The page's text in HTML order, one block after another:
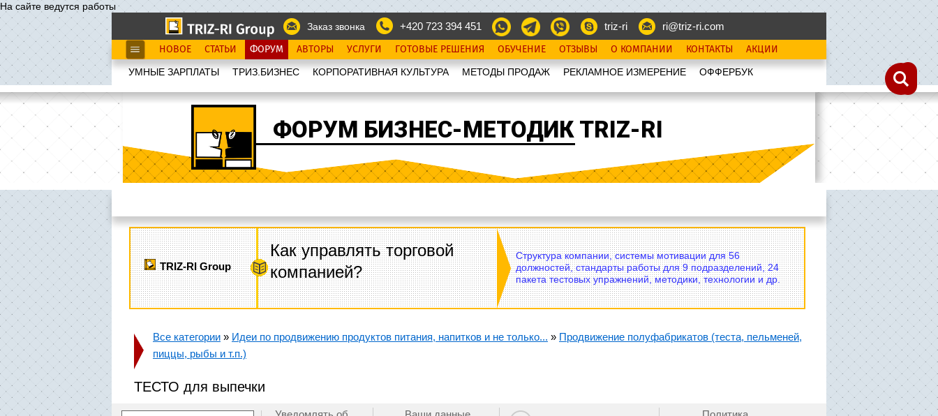
На сайте ведутся работы
Заказ звонка
+420 723 394 451 triz-ri ri@triz-ri.com
НОВОЕ СТАТЬИ ФОРУМ АВТОРЫ УСЛУГИ ГОТОВЫЕ РЕШЕНИЯ ОБУЧЕНИЕ ОТЗЫВЫ О КОМПАНИИ КОНТАКТЫ АКЦИИ
УМНЫЕ ЗАРПЛАТЫ ТРИЗ.БИЗНЕС КОРПОРАТИВНАЯ КУЛЬТУРА МЕТОДЫ ПРОДАЖ РЕКЛАМНОЕ ИЗМЕРЕНИЕ OФФЕРБУК
ФОРУМ БИЗНЕС-МЕТОДИК TRIZ-RI
TRIZ-RI Group
Как управлять торговой
компанией?
Структура компании, системы мотивации для 56
должностей, стандарты работы для 9 подразделений, 24
пакета тестовых упражнений, методики, технологии и др.
Все категории » Идеи по продвижению продуктов питания, напитков и не только... » Продвижение полуфабрикатов (теста, пельменей,
пиццы, рыбы и т.п.)
ТЕСТО для выпечки